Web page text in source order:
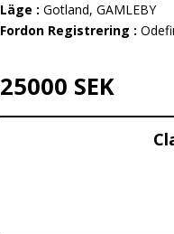
Läge : Gotland, GAMLEBY
Fordon Registrering :
25000 SEK